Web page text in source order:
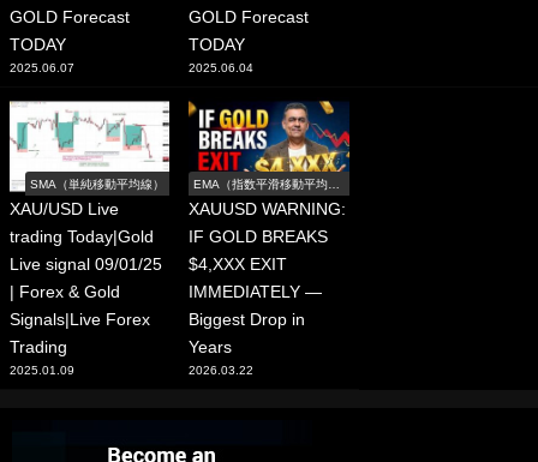
GOLD Forecast
TODAY
2025.06.07
GOLD Forecast
TODAY
2025.06.04
SMA（単純移動平均線）
XAU/USD Live
trading Today|Gold
Live signal 09/01/25
| Forex & Gold
Signals|Live Forex
Trading
2025.01.09
EMA（指数平滑移動平均
線）
XAUUSD WARNING:
IF GOLD BREAKS
$4,XXX EXIT
IMMEDIATELY —
Biggest Drop in
Years
2026.03.22